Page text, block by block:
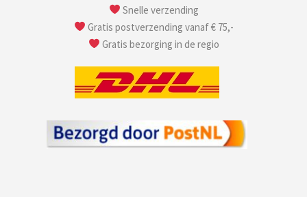
Snelle verzending
Gratis postverzending vanaf € 75,-
Gratis bezorging in de regio